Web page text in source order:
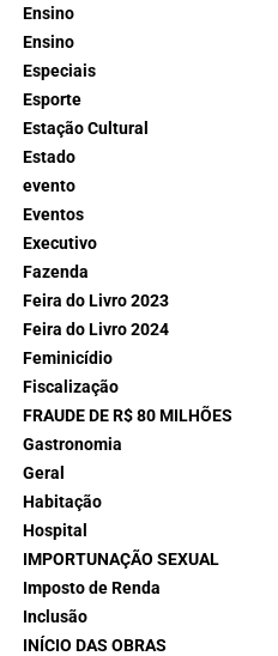
Ensino
Ensino
Especiais
Esporte
Estação Cultural
Estado
evento
Eventos
Executivo
Fazenda
Feira do Livro 2023
Feira do Livro 2024
Feminicídio
Fiscalização
FRAUDE DE R$ 80 MILHÕES
Gastronomia
Geral
Habitação
Hospital
IMPORTUNAÇÃO SEXUAL
Imposto de Renda
Inclusão
INÍCIO DAS OBRAS